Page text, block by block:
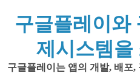
구글플레이와
제시스템을
구글플레이는 앱의 개발, 배포,